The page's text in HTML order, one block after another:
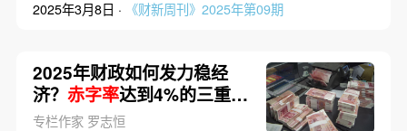
2025年3月8日 · 《财新周刊》2025年第09期
2025年财政如何发力稳经
济？ 赤字率达到4%的三重效
果
专栏作家 罗志恒